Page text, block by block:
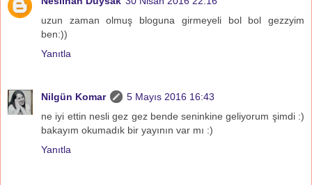
uzun zaman olmuş bloguna girmeyeli bol bol gezzyim
ben:))
Yanıtla
Nilgün Komar
5 Mayıs 2016 16:43
ne iyi ettin nesli gez gez bende seninkine geliyorum şimdi :)
bakayım okumadık bir yayının var mı :)
Yanıtla